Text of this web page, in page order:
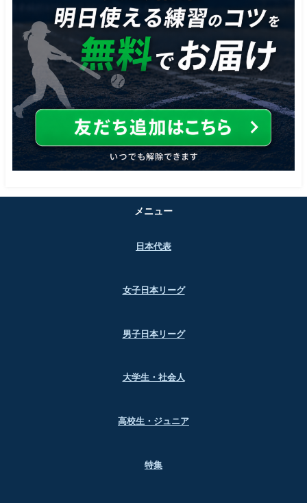
メニュー
日本代表
女子日本リーグ
男子日本リーグ
大学生・社会人
高校生・ジュニア
特集